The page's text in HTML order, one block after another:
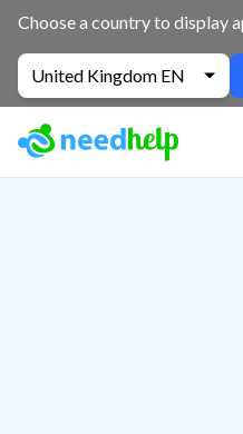
Choose a country to display
United Kingdom EN